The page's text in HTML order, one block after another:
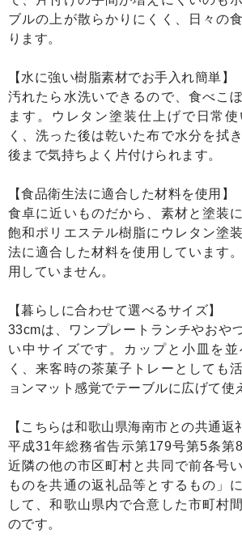
ブルの上が散らかりにくく、日々の
ります。
【水に強い樹脂素材でお手入れ簡単】
汚れたら水洗いできるので、食べこ
ます。ウレタン塗装仕上げで日常
く、洗った後は乾いた布で水分を拭
後まで気持ちよく片付けられます。
【食品衛生法に適合した材料を使用】
食卓に近いものだから、素材と塗装
飽和ポリエステル樹脂にウレタン塗
法に適合した材料を使用しています
用していません。
【暮らしに合わせて選べるサイズ】
33cmは、ワンプレートランチやおや
い中サイズです。カップと小皿を
く、来客時の茶菓子トレーとしても
ョンマット感覚でテーブルに広げて使
【こちらは和歌山県海南市との共通返
平成31年総務省告示第179号第5条第
近隣の他の市区町村と共同で前各号
ものを共通の返礼品等とするもの」
して、和歌山県内で合意した市町村
のです。